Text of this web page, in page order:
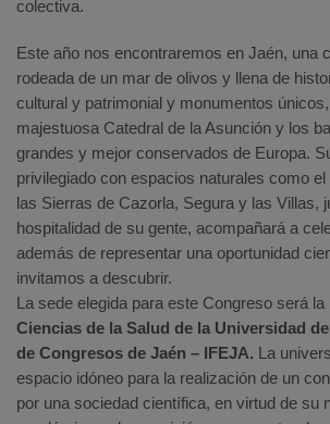
colectiva.
Este año nos encontraremos en Jaén, una
rodeada de un mar de olivos y llena de
cultural y patrimonial y monumentos
majestuosa Catedral de la Asunción y los
grandes y mejor conservados de Europa.
privilegiado con espacios naturales como
las Sierras de Cazorla, Segura y las Villas,
hospitalidad de su gente, acompañará a
además de representar una oportunidad
invitamos a descubrir.
La sede elegida para este Congreso será la
Ciencias de la Salud de la Universidad
de Congresos de Jaén – IFEJA. La
espacio idóneo para la realización de un
por una sociedad científica, en virtud de su